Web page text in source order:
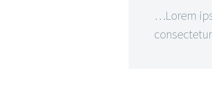
…Lorem
consectetur